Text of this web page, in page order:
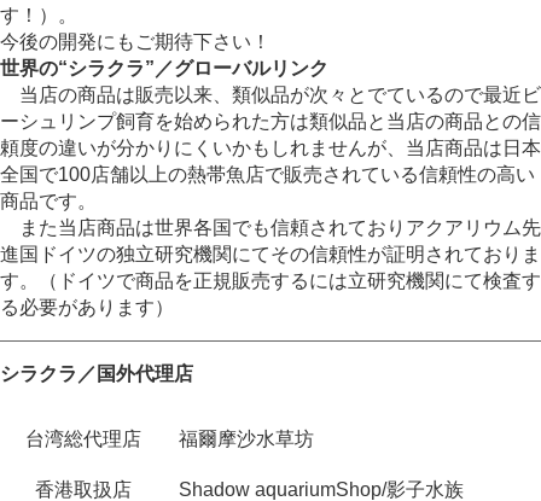
す！）。
今後の開発にもご期待下さい！
世界の“シラクラ”／グローバルリンク
当店の商品は販売以来、類似品が次々とでているので最近ビ
ーシュリンプ飼育を始められた方は類似品と当店の商品との信
頼度の違いが分かりにくいかもしれませんが、当店商品は日本
全国で100店舗以上の熱帯魚店で販売されている信頼性の高い
商品です。
また当店商品は世界各国でも信頼されておりアクアリウム先
進国ドイツの独立研究機関にてその信頼性が証明されておりま
す。（ドイツで商品を正規販売するには立研究機関にて検査す
る必要があります）
シラクラ／国外代理店
台湾総代理店 福爾摩沙水草坊
香港取扱店 Shadow aquariumShop/影子水族